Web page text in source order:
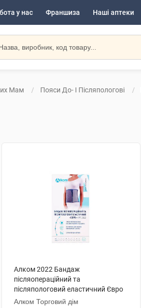
у нас Франшиза Наші аптеки
Мам Пояси До- І Післяпологові
Алком 2022 Бандаж
післяопераційний та
післяпологовий еластичний Євро
розмір 5 1 шт
Алком Торговий дім